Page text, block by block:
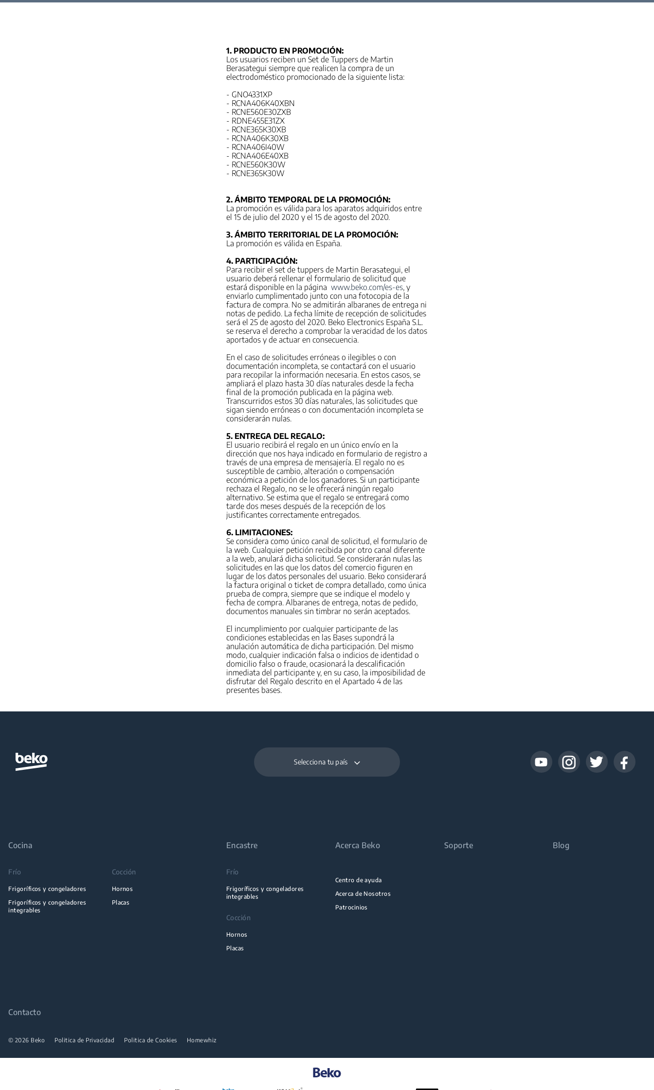
1. PRODUCTO EN PROMOCIÓN:
Los usuarios reciben un Set de Tuppers de Martin
Berasategui siempre que realicen la compra de un
electrodoméstico promocionado de la siguiente lista:
- GNO4331XP
- RCNA406K40XBN
- RCNE560E30ZXB
- RDNE455E31ZX
- RCNE365K30XB
- RCNA406K30XB
- RCNA406I40W
- RCNA406E40XB
- RCNE560K30W
- RCNE365K30W
2. ÁMBITO TEMPORAL DE LA PROMOCIÓN:
La promoción es válida para los aparatos adquiridos entre
el 15 de julio del 2020 y el 15 de agosto del 2020.
3. ÁMBITO TERRITORIAL DE LA PROMOCIÓN:
La promoción es válida en España.
4. PARTICIPACIÓN:
Para recibir el set de tuppers de Martin Berasategui, el
usuario deberá rellenar el formulario de solicitud que
estará disponible en la página www.beko.com/es-es, y
enviarlo cumplimentado junto con una fotocopia de la
factura de compra. No se admitirán albaranes de entrega ni
notas de pedido. La fecha límite de recepción de solicitudes
será el 25 de agosto del 2020. Beko Electronics España S.L.
se reserva el derecho a comprobar la veracidad de los datos
aportados y de actuar en consecuencia.
En el caso de solicitudes erróneas o ilegibles o con
documentación incompleta, se contactará con el usuario
para recopilar la información necesaria. En estos casos, se
ampliará el plazo hasta 30 días naturales desde la fecha
final de la promoción publicada en la página web.
Transcurridos estos 30 días naturales, las solicitudes que
sigan siendo erróneas o con documentación incompleta se
considerarán nulas.
5. ENTREGA DEL REGALO:
El usuario recibirá el regalo en un único envío en la
dirección que nos haya indicado en formulario de registro a
través de una empresa de mensajería. El regalo no es
susceptible de cambio, alteración o compensación
económica a petición de los ganadores. Si un participante
rechaza el Regalo, no se le ofrecerá ningún regalo
alternativo. Se estima que el regalo se entregará como
tarde dos meses después de la recepción de los
justificantes correctamente entregados.
6. LIMITACIONES:
Se considera como único canal de solicitud, el formulario de
la web. Cualquier petición recibida por otro canal diferente
a la web, anulará dicha solicitud. Se considerarán nulas las
solicitudes en las que los datos del comercio figuren en
lugar de los datos personales del usuario. Beko considerará
la factura original o ticket de compra detallado, como única
prueba de compra, siempre que se indique el modelo y
fecha de compra. Albaranes de entrega, notas de pedido,
documentos manuales sin timbrar no serán aceptados.
El incumplimiento por cualquier participante de las
condiciones establecidas en las Bases supondrá la
anulación automática de dicha participación. Del mismo
modo, cualquier indicación falsa o indicios de identidad o
domicilio falso o fraude, ocasionará la descalificación
inmediata del participante y, en su caso, la imposibilidad de
disfrutar del Regalo descrito en el Apartado 4 de las
presentes bases.
Selecciona tu país
Cocina
Frío
Frigoríficos y congeladores
Frigoríficos y congeladores
integrables
Cocción
Hornos
Placas
Encastre
Frío
Frigoríficos y congeladores
integrables
Cocción
Hornos
Placas
Acerca Beko
Centro de ayuda
Acerca de Nosotros
Patrocinios
Soporte Blog
Contacto
© 2026 Beko Politica de Privacidad Politica de Cookies Homewhiz